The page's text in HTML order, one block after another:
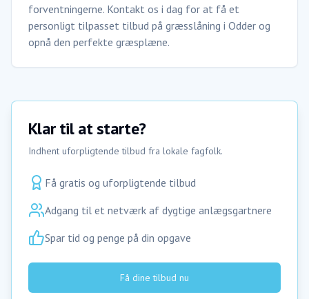
forventningerne. Kontakt os i dag for at få et
personligt tilpasset tilbud på græsslåning i Odder og
opnå den perfekte græsplæne.
Klar til at starte?
Indhent uforpligtende tilbud fra lokale fagfolk.
Få gratis og uforpligtende tilbud
Adgang til et netværk af dygtige anlægsgartnere
Spar tid og penge på din opgave
Få dine tilbud nu